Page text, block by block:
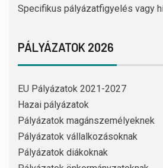
Specifikus pályázatfigyelés vagy
PÁLYÁZATOK 2026
EU Pályázatok 2021-2027
Hazai pályázatok
Pályázatok magánszemélyeknek
Pályázatok vállalkozásoknak
Pályázatok diákoknak